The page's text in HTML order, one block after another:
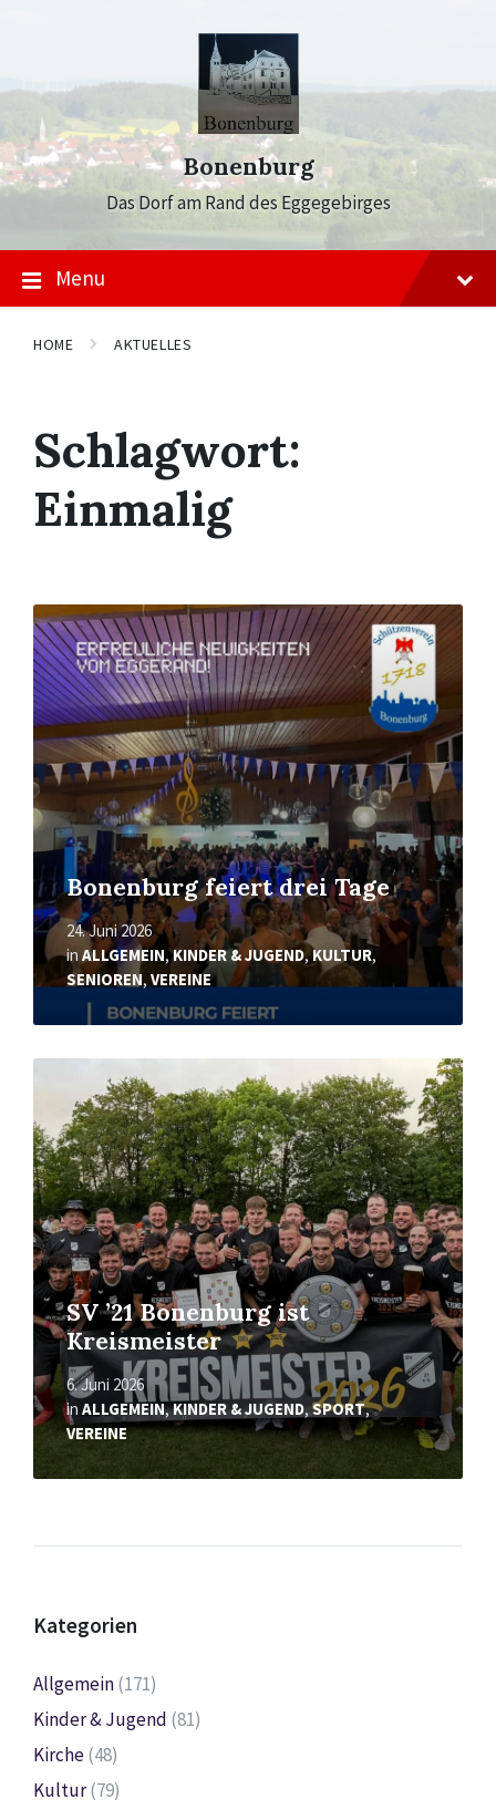
Bonenburg
Das Dorf am Rand des Eggegebirges
Menu
HOME AKTUELLES
Schlagwort:
Einmalig
Bonenburg feiert drei Tage
24. Juni 2026
in ALLGEMEIN,KINDER & JUGEND,KULTUR,
SENIOREN, VEREINE
Mehr
erfahren
SV ’21 Bonenburg ist
Kreismeister
6. Juni 2026
in ALLGEMEIN,KINDER & JUGEND,SPORT,
VEREINE
Mehr
erfahren
Kategorien
Allgemein(171)
Kinder & Jugend (81)
Kirche(48)
Kultur(79)